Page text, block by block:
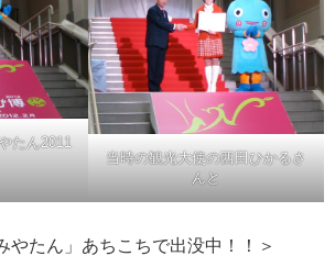
たん2011
当時の観光大使の西田ひかるさ
んと
やたん」あちこちで出没中！！＞